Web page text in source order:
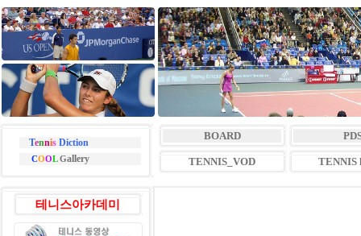
TennisDiction
COOLGallery
BOARD
TENNIS_VOD TENNIS
테니스아카데미